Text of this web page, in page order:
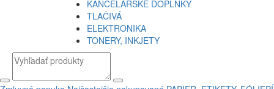
KANCELÁRSKE DOPLNKY
TLAČIVÁ
ELEKTRONIKA
TONERY, INKJETY